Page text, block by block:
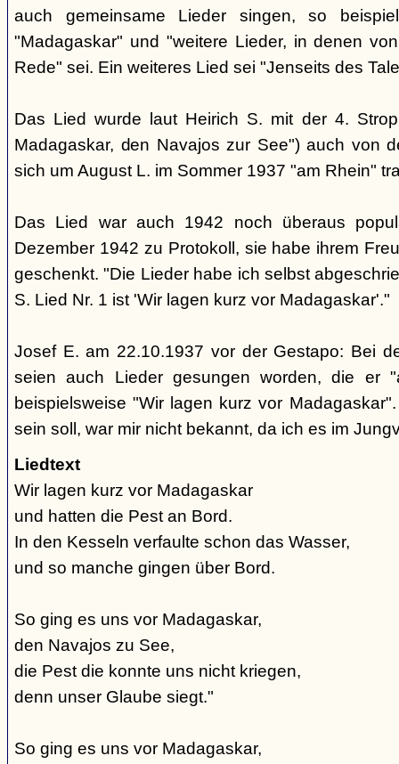
auch gemeinsame Lieder singen, so
"Madagaskar" und "weitere Lieder, in denen
Rede" sei. Ein weiteres Lied sei "Jenseits des
Das Lied wurde laut Heirich S. mit der 4.
Madagaskar, den Navajos zur See") auch von
sich um August L. im Sommer 1937 "am Rhein"
Das Lied war auch 1942 noch überaus
Dezember 1942 zu Protokoll, sie habe ihrem
geschenkt. "Die Lieder habe ich selbst
S. Lied Nr. 1 ist 'Wir lagen kurz vor Madagaskar'."
Josef E. am 22.10.1937 vor der Gestapo: Bei
seien auch Lieder gesungen worden, die er
beispielsweise "Wir lagen kurz vor
sein soll, war mir nicht bekannt, da ich es im
Liedtext
Wir lagen kurz vor Madagaskar
und hatten die Pest an Bord.
In den Kesseln verfaulte schon das Wasser,
und so manche gingen über Bord.
So ging es uns vor Madagaskar,
den Navajos zu See,
die Pest die konnte uns nicht kriegen,
denn unser Glaube siegt."
So ging es uns vor Madagaskar,